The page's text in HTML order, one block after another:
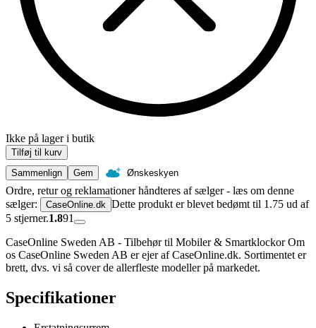
Ikke på lager i butik
Tilføj til kurv
Sammenlign
Gem Ønskeskyen
Ordre, retur og reklamationer håndteres af sælger - læs om denne
sælger:
CaseOnline.dk Dette produkt er blevet bedømt til 1.75 ud af
5 stjerner.1.891
CaseOnline Sweden AB - Tilbehør til Mobiler & Smartklockor Om
os CaseOnline Sweden AB er ejer af CaseOnline.dk. Sortimentet er
brett, dvs. vi så cover de allerfleste modeller på markedet.
Specifikationer